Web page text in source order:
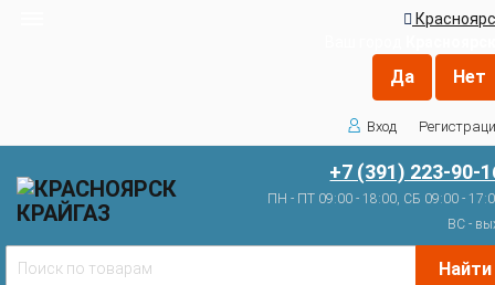
Вход
+7 (391) 223-90-
ПН - ПТ 09:00 - 18:00, СБ 09:00 -
ВС -
Найти